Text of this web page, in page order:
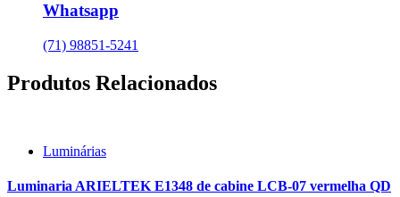
Whatsapp
(71) 98851-5241
Produtos Relacionados
Luminárias
Luminaria ARIELTEK E1348 de cabine LCB-07 vermelha QD